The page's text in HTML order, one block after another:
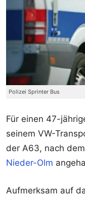
Polizei Sprinter Bus
Für einen 47-
seinem VW-
der A63, nach
Nieder-Olm
Aufmerksam auf